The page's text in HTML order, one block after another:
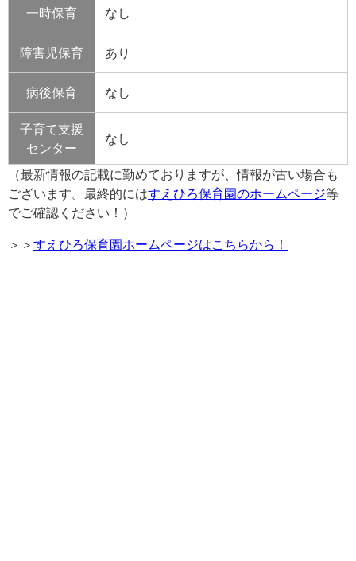
一時保育 なし
障害児保育 あり
病後保育 なし
子育て支援
センター
なし
（最新情報の記載に勤めておりますが、情報が古い場合も
ございます。最終的にはすえひろ保育園のホームページ等
でご確認ください！）
＞＞ すえひろ保育園ホームページはこちらから！